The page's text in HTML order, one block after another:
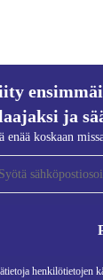
ja
enää koskaan
henkilötietojen
kertaa
15 €!